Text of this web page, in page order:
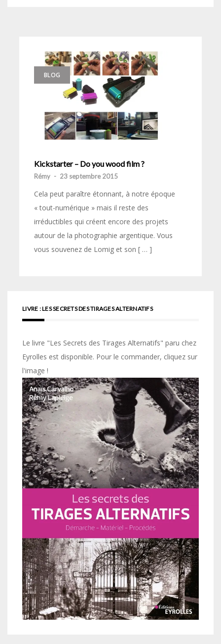
BLOG
Kickstarter – Do you wood film ?
Rémy - 23 septembre 2015
Cela peut paraître étonnant, à notre époque
« tout-numérique » mais il reste des
irréductibles qui créent encore des projets
autour de la photographie argentique. Vous
vous souvenez de Lomig et son [ … ]
LIVRE : LES SECRETS DES TIRAGES ALTERNATIFS
Le livre "Les Secrets des Tirages Alternatifs" paru chez
Eyrolles est disponible. Pour le commander, cliquez sur
l'image !